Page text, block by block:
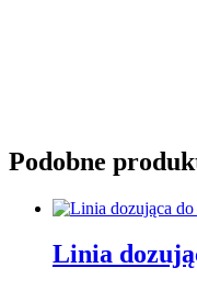
Podobne
Linia